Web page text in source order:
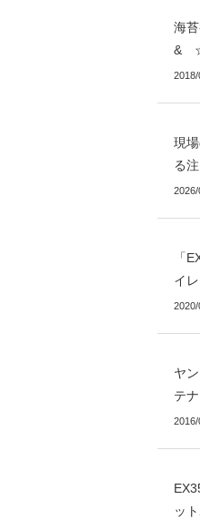
海
& ☆
現
る
「
イ
ヤ
テ
ッ